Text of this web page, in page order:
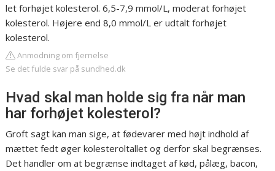
let forhøjet kolesterol. 6,5-7,9 mmol/L, moderat forhøjet
kolesterol. Højere end 8,0 mmol/L er udtalt forhøjet
kolesterol.
Anmodning om fjernelse
Se det fulde svar på sundhed.dk
Hvad skal man holde sig fra når man
har forhøjet kolesterol?
Groft sagt kan man sige, at fødevarer med højt indhold af
mættet fedt øger kolesteroltallet og derfor skal begrænses.
Det handler om at begrænse indtaget af kød, pålæg, bacon,